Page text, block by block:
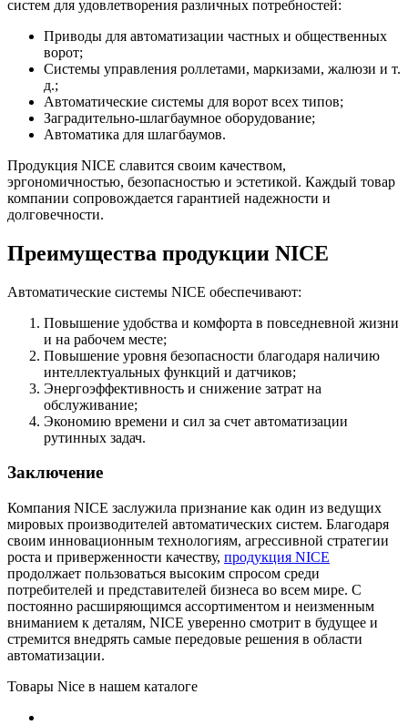
систем для удовлетворения различных потребностей:
Приводы для автоматизации частных и общественных
ворот;
Системы управления роллетами, маркизами, жалюзи и т.
д.;
Автоматические системы для ворот всех типов;
Заградительно-шлагбаумное оборудование;
Автоматика для шлагбаумов.
Продукция NICE славится своим качеством,
эргономичностью, безопасностью и эстетикой. Каждый товар
компании сопровождается гарантией надежности и
долговечности.
Преимущества продукции NICE
Автоматические системы NICE обеспечивают:
Повышение удобства и комфорта в повседневной жизни
и на рабочем месте;
Повышение уровня безопасности благодаря наличию
интеллектуальных функций и датчиков;
Энергоэффективность и снижение затрат на
обслуживание;
Экономию времени и сил за счет автоматизации
рутинных задач.
Заключение
Компания NICE заслужила признание как один из ведущих
мировых производителей автоматических систем. Благодаря
своим инновационным технологиям, агрессивной стратегии
роста и приверженности качеству, продукция NICE
продолжает пользоваться высоким спросом среди
потребителей и представителей бизнеса во всем мире. С
постоянно расширяющимся ассортиментом и неизменным
вниманием к деталям, NICE уверенно смотрит в будущее и
стремится внедрять самые передовые решения в области
автоматизации.
Товары Nice в нашем каталоге